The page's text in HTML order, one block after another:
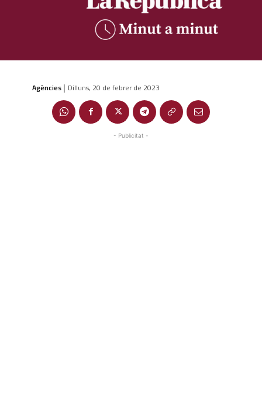
Agències | Dilluns, 20 de febrer de 2023
- Publicitat -